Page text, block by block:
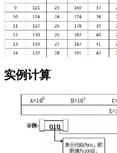
实例计算